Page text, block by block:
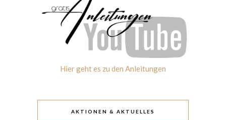
Hier geht es zu den Anleitungen
AKTIONEN & AKTUELLES